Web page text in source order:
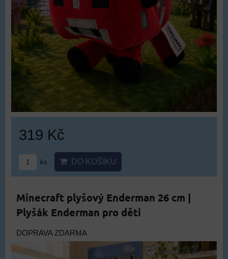
319 Kč
ks DO KOŠÍKU
Minecraft plyšový Enderman 26 cm |
Plyšák Enderman pro děti
DOPRAVA ZDARMA